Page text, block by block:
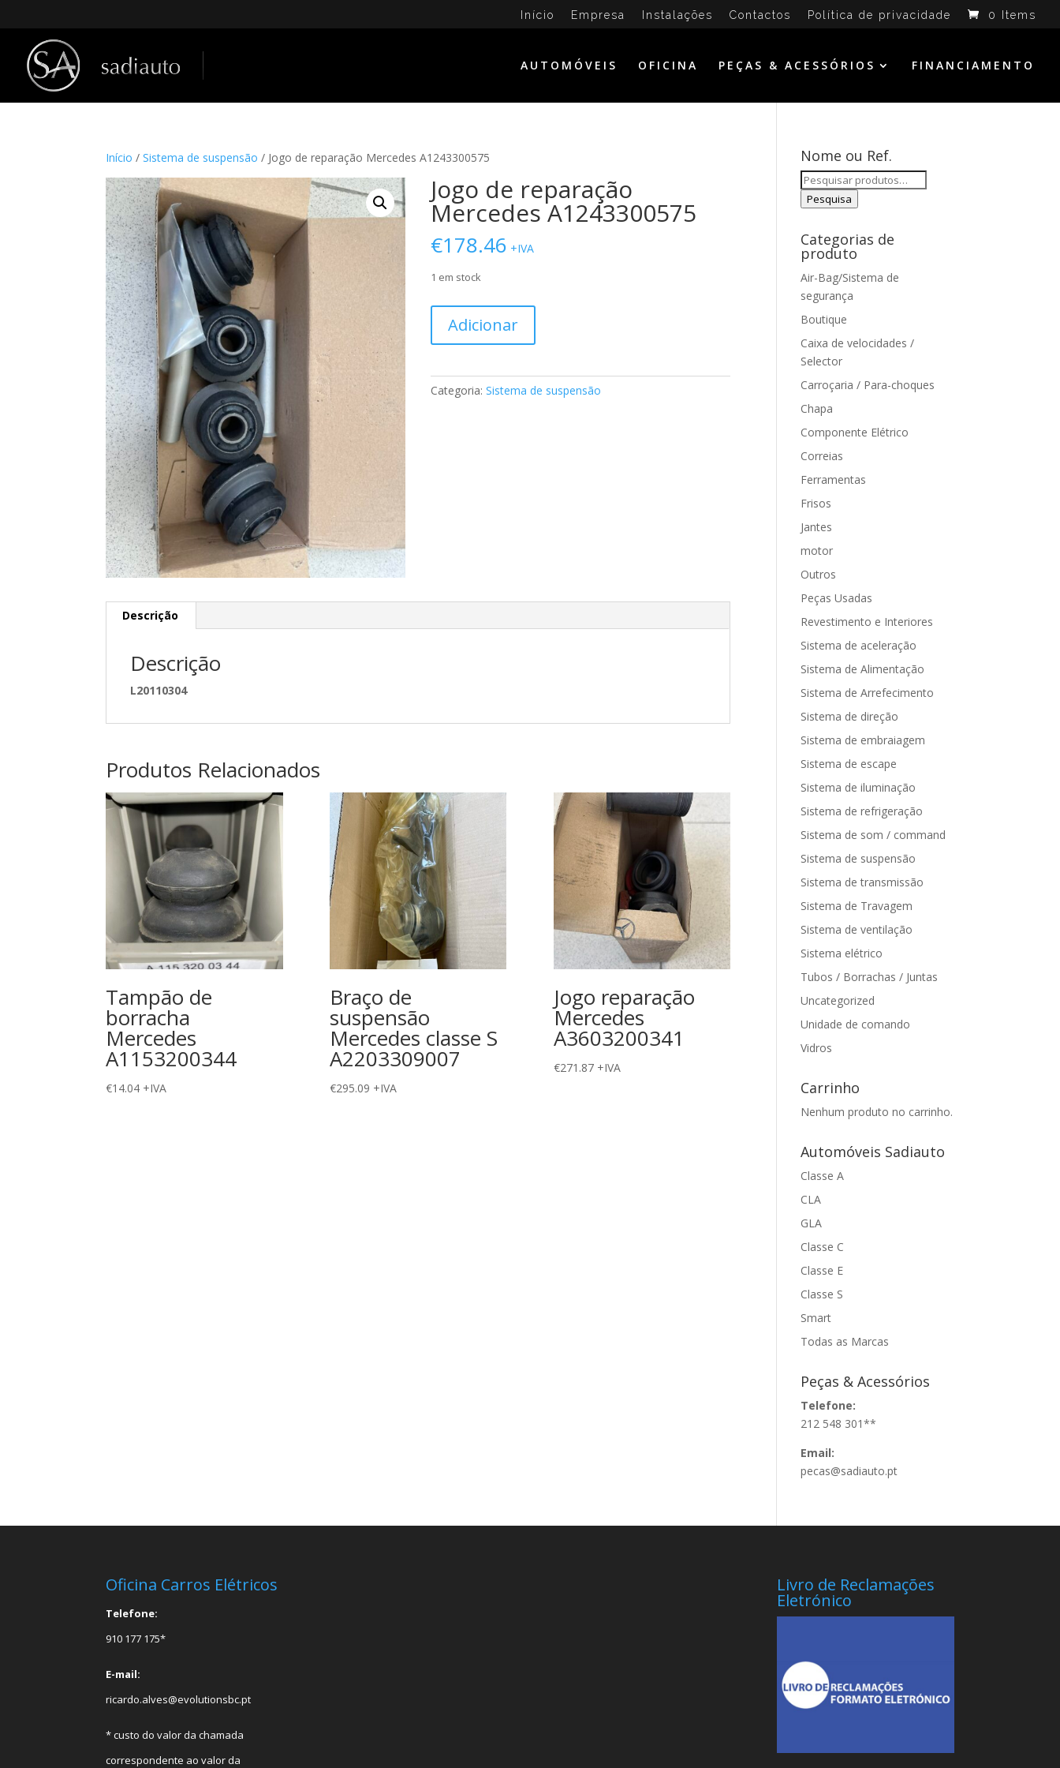
Início Empresa Instalações Contactos Política de privacidade 0 Items
AUTOMÓVEIS OFICINA PEÇAS & ACESSÓRIOS FINANCIAMENTO
Início /Sistema de suspensão / Jogo de reparação Mercedes A1243300575
Jogo de reparação
Mercedes A1243300575
€178.46 +IVA
1 em stock
Jogo
reparação
Adicionar
Categoria:Sistema de suspensão
Descrição
Descrição
L20110304
Produtos Relacionados
Tampão de
borracha
Mercedes
A1153200344
€14.04 +IVA
Braço de
suspensão
Mercedes classe S
A2203309007
€295.09 +IVA
Jogo reparação
Mercedes
A3603200341
€271.87 +IVA
Nome ou Ref.
Pesquisar
por:
Pesquisa
Categorias de
produto
Air-Bag/Sistema de
segurança
Boutique
Caixa de velocidades /
Selector
Carroçaria / Para-choques
Chapa
Componente Elétrico
Correias
Ferramentas
Frisos
Jantes
motor
Outros
Peças Usadas
Revestimento e Interiores
Sistema de aceleração
Sistema de Alimentação
Sistema de Arrefecimento
Sistema de direção
Sistema de embraiagem
Sistema de escape
Sistema de iluminação
Sistema de refrigeração
Sistema de som / command
Sistema de suspensão
Sistema de transmissão
Sistema de Travagem
Sistema de ventilação
Sistema elétrico
Tubos / Borrachas / Juntas
Uncategorized
Unidade de comando
Vidros
Carrinho
Nenhum produto no carrinho.
Automóveis Sadiauto
Classe A
CLA
GLA
Classe C
Classe E
Classe S
Smart
Todas as Marcas
Peças & Acessórios
Telefone:
212 548 301**
Email:
pecas@sadiauto.pt
Oficina Carros Elétricos
Telefone:
910 177 175*
E-mail:
ricardo.alves@evolutionsbc.pt
* custo do valor da chamada
correspondente ao valor da
Livro de Reclamações
Eletrónico